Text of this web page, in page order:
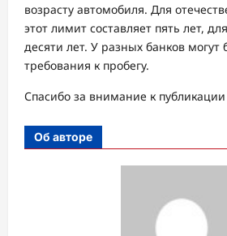
возрасту автомобиля. Для
этот лимит составляет пять лет,
десяти лет. У разных банков могут
требования к пробегу.
Спасибо за внимание к публикации
Об авторе